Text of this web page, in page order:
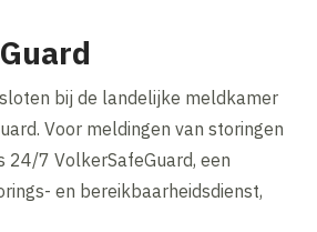
bij de landelijke meldkamer
Voor meldingen van storingen
24/7 VolkerSafeGuard, een
en bereikbaarheidsdienst,